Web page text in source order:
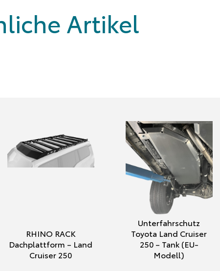
Artikel
RHINO RACK
Dachplattform – Land
Cruiser 250
Unterfahrschutz
Toyota Land Cruiser
250 – Tank (EU-
Modell)